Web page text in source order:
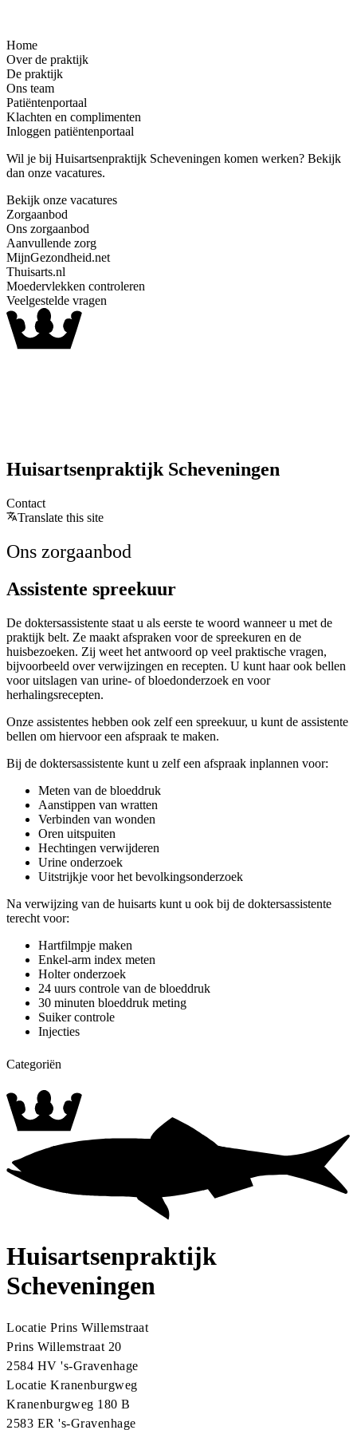
Home
Over de praktijk
De praktijk
Ons team
Patiëntenportaal
Klachten en complimenten
Inloggen patiëntenportaal
Wil je bij Huisartsenpraktijk Scheveningen komen werken? Bekijk
dan onze vacatures.
Bekijk onze vacatures
Zorgaanbod
Ons zorgaanbod
Aanvullende zorg
MijnGezondheid.net
Thuisarts.nl
Moedervlekken controleren
Veelgestelde vragen
Huisartsenpraktijk Scheveningen
Contact
Translate this site
Ons zorgaanbod
Assistente spreekuur
De doktersassistente staat u als eerste te woord wanneer u met de
praktijk belt. Ze maakt afspraken voor de spreekuren en de
huisbezoeken. Zij weet het antwoord op veel praktische vragen,
bijvoorbeeld over verwijzingen en recepten. U kunt haar ook bellen
voor uitslagen van urine- of bloedonderzoek en voor
herhalingsrecepten.
Onze assistentes hebben ook zelf een spreekuur, u kunt de assistente
bellen om hiervoor een afspraak te maken.
Bij de doktersassistente kunt u zelf een afspraak inplannen voor:
Meten van de bloeddruk
Aanstippen van wratten
Verbinden van wonden
Oren uitspuiten
Hechtingen verwijderen
Urine onderzoek
Uitstrijkje voor het bevolkingsonderzoek
Na verwijzing van de huisarts kunt u ook bij de doktersassistente
terecht voor:
Hartfilmpje maken
Enkel-arm index meten
Holter onderzoek
24 uurs controle van de bloeddruk
30 minuten bloeddruk meting
Suiker controle
Injecties
Categoriën
Algemeen
Huisbezoek
spreekuur
Bloedafname Urinecontrole
Praktijkondersteuner -
Somatiek
POH -
Bewegen
spreekuur
Telefonisch spreekuur E-consult
Huisartsenpraktijk
Scheveningen
Locatie Prins Willemstraat
Prins Willemstraat 20
2584 HV 's-Gravenhage
Locatie Kranenburgweg
Kranenburgweg 180 B
2583 ER 's-Gravenhage